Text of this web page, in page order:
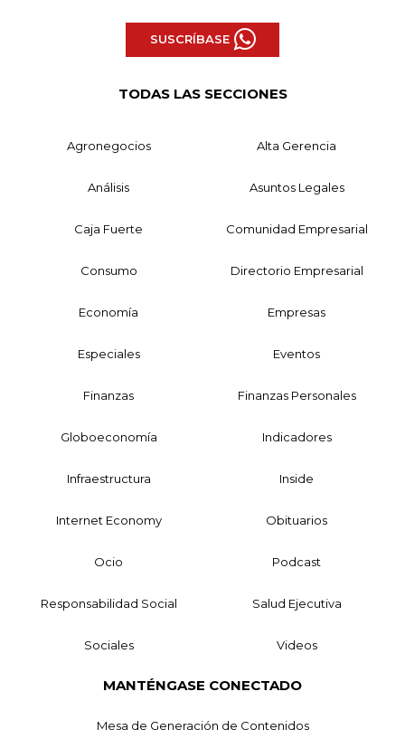
SUSCRÍBASE
TODAS LAS SECCIONES
Agronegocios Alta Gerencia
Análisis Asuntos Legales
Caja Fuerte Comunidad Empresarial
Consumo Directorio Empresarial
Economía Empresas
Especiales Eventos
Finanzas Finanzas Personales
Globoeconomía Indicadores
Infraestructura Inside
Internet Economy Obituarios
Ocio Podcast
Responsabilidad Social Salud Ejecutiva
Sociales Videos
MANTÉNGASE CONECTADO
Mesa de Generación de Contenidos